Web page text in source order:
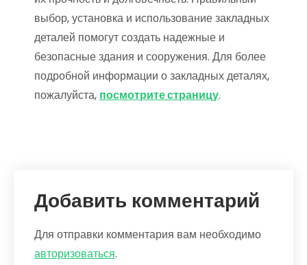
выбор, установка и использование закладных
деталей помогут создать надежные и
безопасные здания и сооружения. Для более
подробной информации о закладных деталях,
пожалуйста, посмотрите страницу.
Добавить комментарий
Для отправки комментария вам необходимо
авторизоваться.